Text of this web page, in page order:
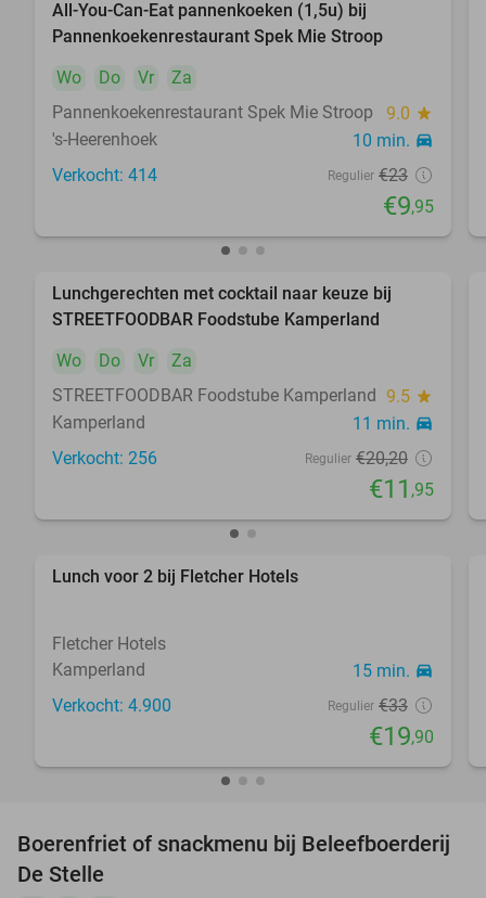
All-You-Can-Eat pannenkoeken (1,5u) bij
Pannenkoekenrestaurant Spek Mie Stroop
Wo
Do Vr
Za
Pannenkoekenrestaurant Spek Mie Stroop
9.0 star
's-Heerenhoek 10 min. directions_car
Verkocht: 414 Regulier €23
€9,95
Lunchgerechten met cocktail naar keuze bij
STREETFOODBAR Foodstube Kamperland
Wo
Do Vr
Za
STREETFOODBAR Foodstube Kamperland 9.5 star
Kamperland 11 min. directions_car
Verkocht: 256 Regulier €20,20
€11 ,95
Lunch voor 2 bij Fletcher Hotels
Fletcher Hotels
Kamperland
15 min. directions_car
Verkocht: 4.900 Regulier €33
€19,90
40%
Boerenfriet of snackmenu bij Beleefboerderij
De Stelle